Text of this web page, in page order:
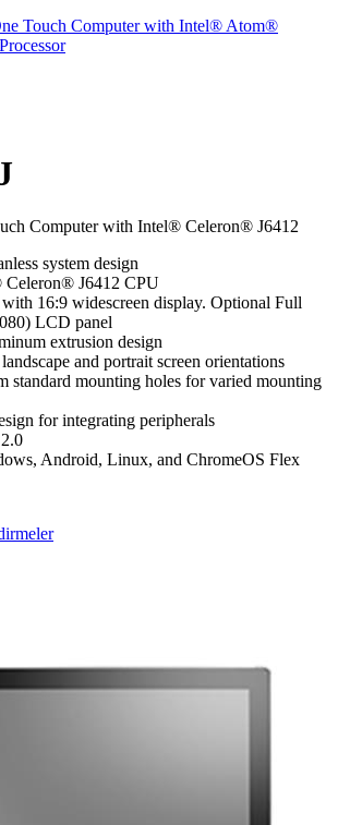
Touch Computer with Intel® Atom®
Computer with Intel® Celeron® J6412
system design
J6412 CPU
16:9 widescreen display. Optional Full
LCD panel
extrusion design
and portrait screen orientations
standard mounting holes for varied mounting
for integrating peripherals
Android, Linux, and ChromeOS Flex